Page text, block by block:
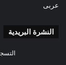
عربى
النشرة البريدية